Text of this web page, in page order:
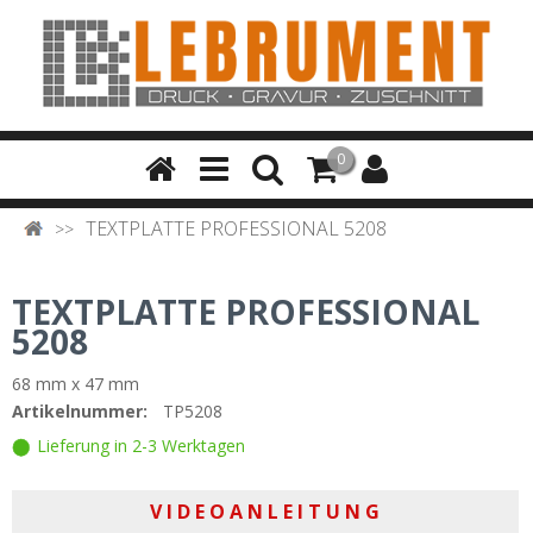
0
TEXTPLATTE PROFESSIONAL 5208
TEXTPLATTE PROFESSIONAL
5208
68 mm x 47 mm
Artikelnummer:
TP5208
Lieferung in 2-3 Werktagen
V I D E O A N L E I T U N G